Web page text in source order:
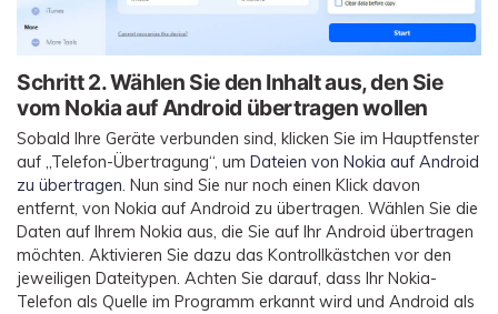
Schritt 2.Wählen Sie den Inhalt aus, den Sie
vom Nokia auf Android übertragen wollen
Sobald Ihre Geräte verbunden sind, klicken Sie im Hauptfenster
auf „Telefon-Übertragung“, um Dateien von Nokia auf Android
zu übertragen. Nun sind Sie nur noch einen Klick davon
entfernt, von Nokia auf Android zu übertragen. Wählen Sie die
Daten auf Ihrem Nokia aus, die Sie auf Ihr Android übertragen
möchten. Aktivieren Sie dazu das Kontrollkästchen vor den
jeweiligen Dateitypen. Achten Sie darauf, dass Ihr Nokia-
Telefon als Quelle im Programm erkannt wird und Android als